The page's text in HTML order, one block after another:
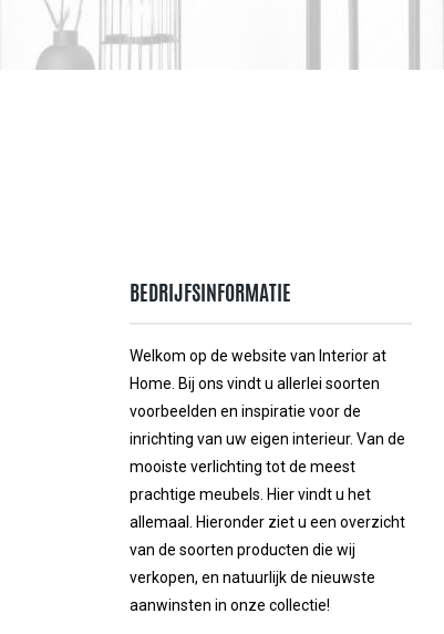
BEDRIJFSINFORMATIE
Welkom op de website van Interior at
Home. Bij ons vindt u allerlei soorten
voorbeelden en inspiratie voor de
inrichting van uw eigen interieur. Van de
mooiste verlichting tot de meest
prachtige meubels. Hier vindt u het
allemaal. Hieronder ziet u een overzicht
van de soorten producten die wij
verkopen, en natuurlijk de nieuwste
aanwinsten in onze collectie!